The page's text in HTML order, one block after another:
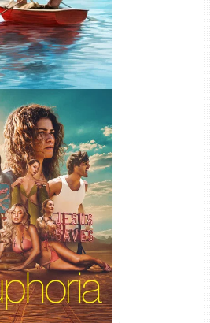
3ª Temporada
WEB-DL 1080p
Dual Áudio